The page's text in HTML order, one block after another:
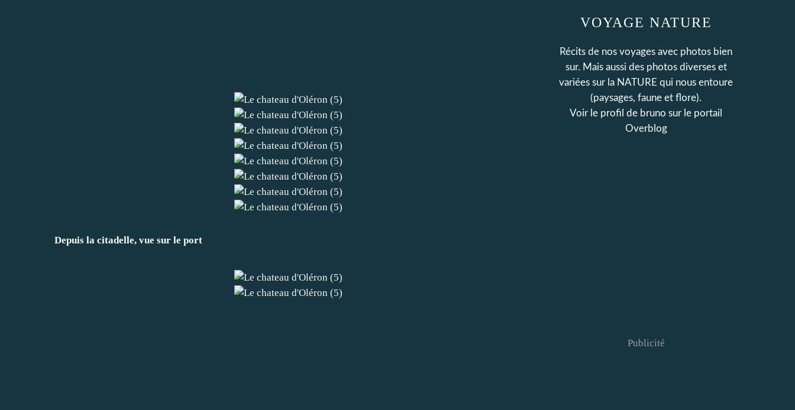
Depuis la citadelle, vue sur le port
VOYAGE NATURE
Récits de nos voyages avec photos bien
sur. Mais aussi des photos diverses et
variées sur la NATURE qui nous entoure
(paysages, faune et flore).
Voir le profil de bruno sur le portail
Overblog
Publicité